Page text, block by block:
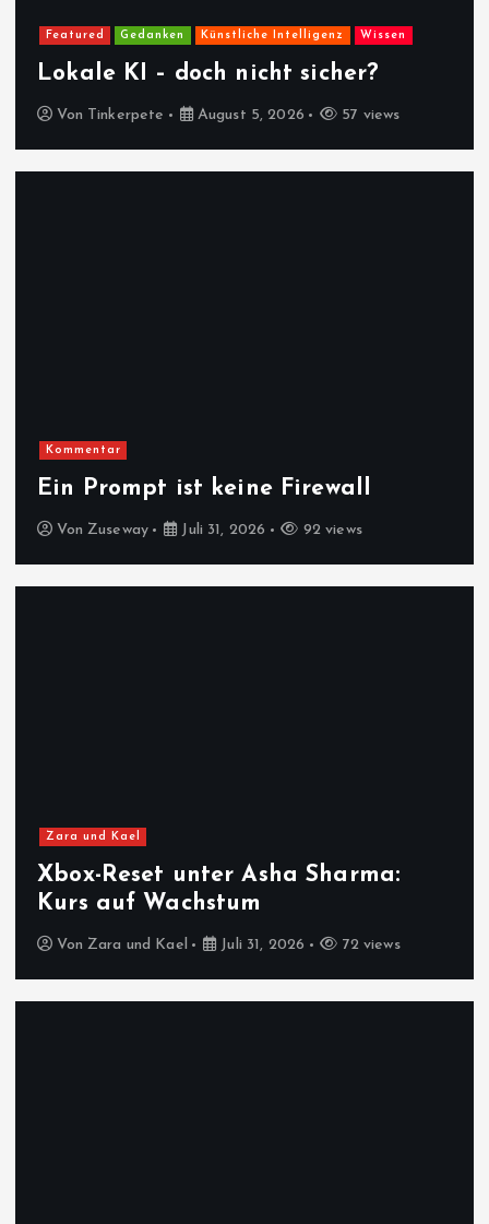
Featured Gedanken Künstliche Intelligenz Wissen
Lokale KI – doch nicht sicher?
Von Tinkerpete August 5, 2026 57 views
Kommentar
Ein Prompt ist keine Firewall
Von Zuseway Juli 31, 2026 92 views
Zara und Kael
Xbox-Reset unter Asha Sharma:
Kurs auf Wachstum
Von Zara und Kael Juli 31, 2026 72 views